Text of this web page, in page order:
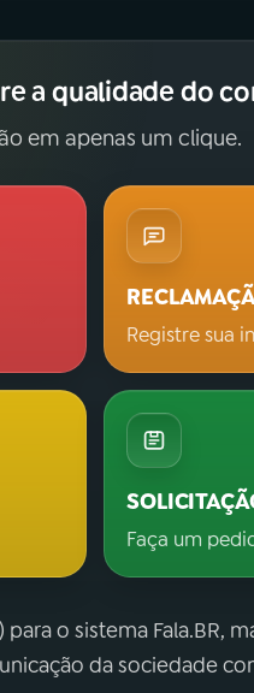
a qualidade do
em apenas um clique.
Registre sua
Faça um
o sistema Fala.BR,
da sociedade